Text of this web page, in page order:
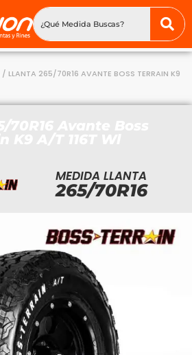
/ LLANTA 265/70R16 AVANTE BOSS TERRAIN K9
MEDIDA LLANTA
265/70R16